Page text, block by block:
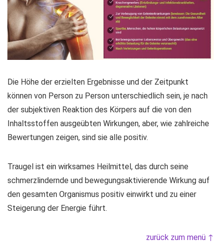
Die Höhe der erzielten Ergebnisse und der Zeitpunkt
können von Person zu Person unterschiedlich sein, je nach
der subjektiven Reaktion des Körpers auf die von den
Inhaltsstoffen ausgeübten Wirkungen, aber, wie zahlreiche
Bewertungen zeigen, sind sie alle positiv.
Traugel ist ein wirksames Heilmittel, das durch seine
schmerzlindernde und bewegungsaktivierende Wirkung auf
den gesamten Organismus positiv einwirkt und zu einer
Steigerung der Energie führt.
zurück zum menü ↑